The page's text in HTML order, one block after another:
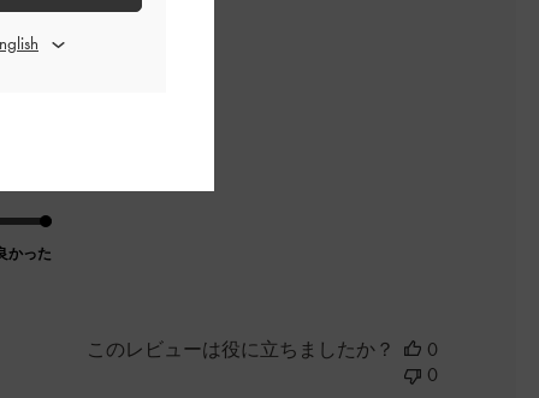
かった
このレビューは役に立ちましたか？
0
0